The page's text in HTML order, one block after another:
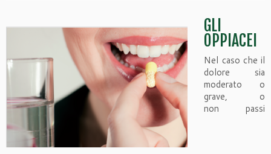
GLI
OPPIACEI
Nel caso che il
dolore sia
moderato o
grave, o
non passi